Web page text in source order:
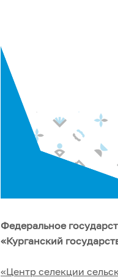
Федеральное
«Курганский
«Центр селекции